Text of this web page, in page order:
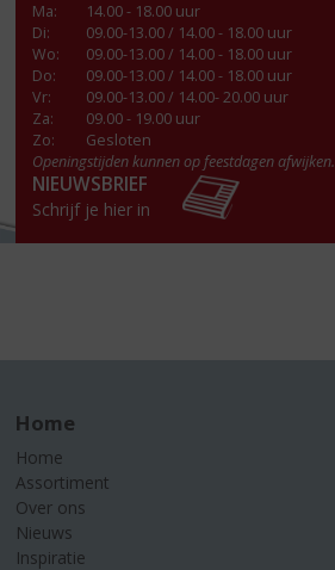
Ma:
14.00 - 18.00 uur
Di:
09.00-13.00 / 14.00 - 18.00 uur
Wo:
09.00-13.00 / 14.00 - 18.00 uur
Do:
09.00-13.00 / 14.00 - 18.00 uur
Vr:
09.00-13.00 / 14.00- 20.00 uur
Za:
09.00 - 19.00 uur
Zo:
Gesloten
Openingstijden kunnen op feestdagen afwijken.
NIEUWSBRIEF
Schrijf je hier in
Home
Home
Assortiment
Over ons
Nieuws
Inspiratie